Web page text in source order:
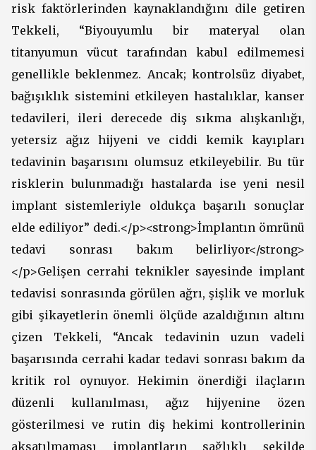
risk faktörlerinden kaynaklandığını dile getiren
Tekkeli, “Biyouyumlu bir materyal olan
titanyumun vücut tarafından kabul edilmemesi
genellikle beklenmez. Ancak; kontrolsüz diyabet,
bağışıklık sistemini etkileyen hastalıklar, kanser
tedavileri, ileri derecede diş sıkma alışkanlığı,
yetersiz ağız hijyeni ve ciddi kemik kayıpları
tedavinin başarısını olumsuz etkileyebilir. Bu tür
risklerin bulunmadığı hastalarda ise yeni nesil
implant sistemleriyle oldukça başarılı sonuçlar
elde ediliyor” dedi.</p><strong>İmplantın ömrünü
tedavi sonrası bakım belirliyor</strong>
</p>Gelişen cerrahi teknikler sayesinde implant
tedavisi sonrasında görülen ağrı, şişlik ve morluk
gibi şikayetlerin önemli ölçüde azaldığının altını
çizen Tekkeli, “Ancak tedavinin uzun vadeli
başarısında cerrahi kadar tedavi sonrası bakım da
kritik rol oynuyor. Hekimin önerdiği ilaçların
düzenli kullanılması, ağız hijyenine özen
gösterilmesi ve rutin diş hekimi kontrollerinin
aksatılmaması implantların sağlıklı şekilde